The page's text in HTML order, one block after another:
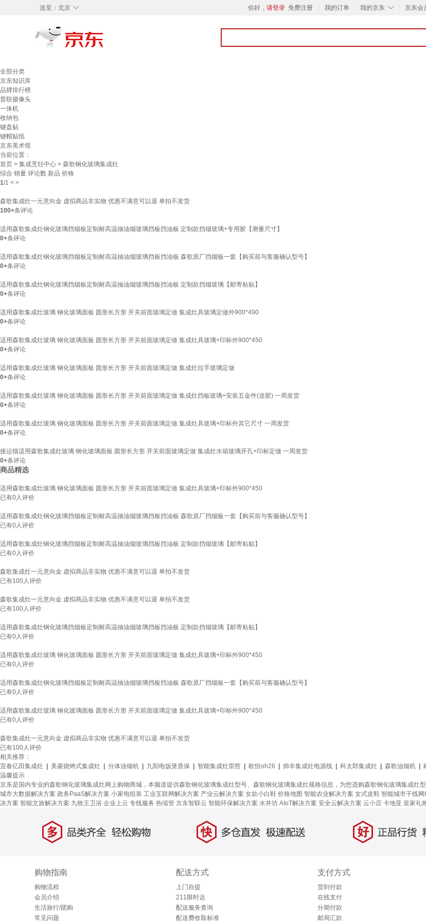
◇
送至： 北京 你好， 请登录 免费注册 我的订单 ◇
我的京东 京东会
全部分类
京东知识库
品牌排行榜
普联摄像头
一体机
收纳包
键盘贴
键帽贴纸
京东美术馆
当前位置：
首页 > 集成烹饪中心 > 森歌钢化玻璃集成灶
综合 销量 评论数 新品 价格
1/1 < >
森歌集成灶一元意向金 虚拟商品非实物 优惠不满意可以退 单拍不发货
100+条评论
适用森歌集成灶钢化玻璃挡烟板定制耐高温抽油烟玻璃挡板挡油板 定制款挡烟玻璃+专用胶【测量尺寸】
0+条评论
适用森歌集成灶钢化玻璃挡烟板定制耐高温抽油烟玻璃挡板挡油板 森歌原厂挡烟板一套【购买前与客服确认型号】
0+条评论
适用森歌集成灶钢化玻璃挡烟板定制耐高温抽油烟玻璃挡板挡油板 定制款挡烟玻璃【邮寄粘贴】
0+条评论
适用森歌集成灶玻璃 钢化玻璃面板 圆形长方形 开关前面玻璃定做 集成灶具玻璃定做外900*490
0+条评论
适用森歌集成灶玻璃 钢化玻璃面板 圆形长方形 开关前面玻璃定做 集成灶具玻璃+印标外900*450
0+条评论
适用森歌集成灶玻璃 钢化玻璃面板 圆形长方形 开关前面玻璃定做 集成灶拉手玻璃定做
0+条评论
适用森歌集成灶玻璃 钢化玻璃面板 圆形长方形 开关前面玻璃定做 集成灶挡板玻璃+安装五金件(送胶) 一周发货
0+条评论
适用森歌集成灶玻璃 钢化玻璃面板 圆形长方形 开关前面玻璃定做 集成灶具玻璃+印标外其它尺寸 一周发货
0+条评论
接运猫适用森歌集成灶玻璃 钢化玻璃面板 圆形长方形 开关前面玻璃定做 集成灶水箱玻璃开孔+印标定做 一周发货
0+条评论
商品精选
适用森歌集成灶玻璃 钢化玻璃面板 圆形长方形 开关前面玻璃定做 集成灶具玻璃+印标外900*450
已有0人评价
适用森歌集成灶钢化玻璃挡烟板定制耐高温抽油烟玻璃挡板挡油板 森歌原厂挡烟板一套【购买前与客服确认型号】
已有0人评价
适用森歌集成灶钢化玻璃挡烟板定制耐高温抽油烟玻璃挡板挡油板 定制款挡烟玻璃【邮寄粘贴】
已有0人评价
森歌集成灶一元意向金 虚拟商品非实物 优惠不满意可以退 单拍不发货
已有100人评价
森歌集成灶一元意向金 虚拟商品非实物 优惠不满意可以退 单拍不发货
已有100人评价
适用森歌集成灶钢化玻璃挡烟板定制耐高温抽油烟玻璃挡板挡油板 定制款挡烟玻璃【邮寄粘贴】
已有0人评价
适用森歌集成灶玻璃 钢化玻璃面板 圆形长方形 开关前面玻璃定做 集成灶具玻璃+印标外900*450
已有0人评价
适用森歌集成灶钢化玻璃挡烟板定制耐高温抽油烟玻璃挡板挡油板 森歌原厂挡烟板一套【购买前与客服确认型号】
已有0人评价
适用森歌集成灶玻璃 钢化玻璃面板 圆形长方形 开关前面玻璃定做 集成灶具玻璃+印标外900*450
已有0人评价
森歌集成灶一元意向金 虚拟商品非实物 优惠不满意可以退 单拍不发货
已有100人评价
相关推荐：
宜春亿田集成灶
美菱烧烤式集成灶 分体油烟机 九阳电饭煲质保 智能集成灶雷哲 欧恒oh26 帅丰集成灶电源线 科太郎集成灶 森歌油烟机
温馨提示
京东是国内专业的森歌钢化玻璃集成灶网上购物商城，本频道提供森歌钢化玻璃集成灶型号、森歌钢化玻璃集成灶规格信息，为您选购森歌钢化玻璃集成灶
城市大数据解决方案 政务PaaS解决方案 小家电组装 工业互联网解决方案 产业云解决方案 女款小白鞋 价格地图 智能农业解决方案 女式皮鞋 智能城市干线网
决方案 智能文旅解决方案 九牧王卫浴 企业上云 专线服务 热缩管 京东智联云 智能环保解决方案 水井坊 AIoT解决方案 安全云解决方案 云小店 卡地亚 皇家礼
多 品类齐全，轻松购物 快 多仓直发，极速配送 好 正品行货，精
购物指南
购物流程
会员介绍
生活旅行/团购
常见问题
配送方式
上门自提
211限时达
配送服务查询
配送费收取标准
支付方式
货到付款
在线支付
分期付款
邮局汇款